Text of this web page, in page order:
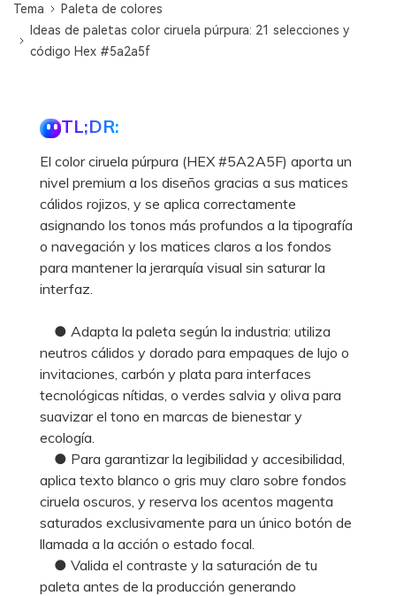
Tema
Paleta de colores
Ideas de paletas color ciruela púrpura: 21 selecciones y
código Hex #5a2a5f
TL;DR:
El color ciruela púrpura (HEX #5A2A5F) aporta un
nivel premium a los diseños gracias a sus matices
cálidos rojizos, y se aplica correctamente
asignando los tonos más profundos a la tipografía
o navegación y los matices claros a los fondos
para mantener la jerarquía visual sin saturar la
interfaz.
● Adapta la paleta según la industria: utiliza
neutros cálidos y dorado para empaques de lujo o
invitaciones, carbón y plata para interfaces
tecnológicas nítidas, o verdes salvia y oliva para
suavizar el tono en marcas de bienestar y
ecología.
● Para garantizar la legibilidad y accesibilidad,
aplica texto blanco o gris muy claro sobre fondos
ciruela oscuros, y reserva los acentos magenta
saturados exclusivamente para un único botón de
llamada a la acción o estado focal.
● Valida el contraste y la saturación de tu
paleta antes de la producción generando